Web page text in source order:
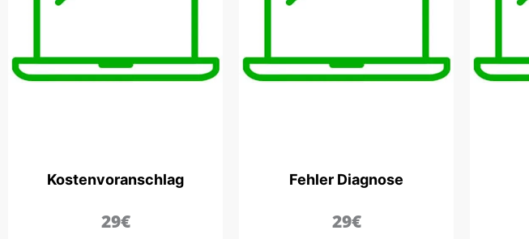
Kostenvoranschlag
29€
Fehler Diagnose
29€